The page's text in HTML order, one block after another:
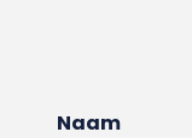
Naam